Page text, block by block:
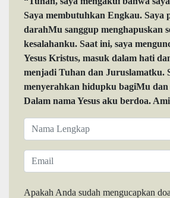
Saya membutuhkan Engkau. Saya
darahMu sanggup menghapuskan
kesalahanku. Saat ini, saya
Yesus Kristus, masuk dalam hati
menjadi Tuhan dan Juruslamatku.
menyerahkan hidupku bagiMu
Dalam nama Yesus aku berdoa.
Apakah Anda sudah mengucapkan